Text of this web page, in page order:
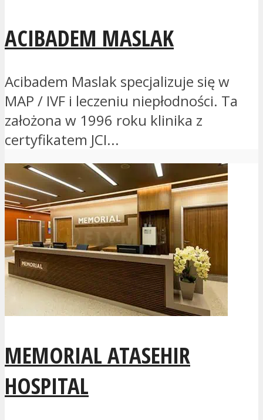
ACIBADEM MASLAK
Acibadem Maslak specjalizuje się w
MAP / IVF i leczeniu niepłodności. Ta
założona w 1996 roku klinika z
certyfikatem JCI...
MEMORIAL ATASEHIR
HOSPITAL